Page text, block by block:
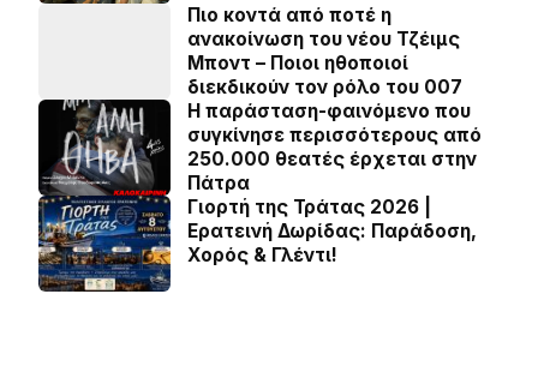
Πιο κοντά από ποτέ η
ανακοίνωση του νέου Τζέιμς
Μποντ – Ποιοι ηθοποιοί
διεκδικούν τον ρόλο του 007
Η παράσταση-φαινόμενο που
συγκίνησε περισσότερους από
250.000 θεατές έρχεται στην
Πάτρα
Γιορτή της Τράτας 2026 |
Ερατεινή Δωρίδας: Παράδοση,
Χορός & Γλέντι!